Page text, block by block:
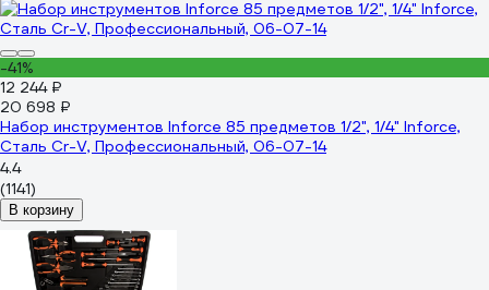
-41%
12 244 ₽
20 698 ₽
Набор инструментов Inforce 85 предметов 1/2", 1/4" Inforce,
Сталь Cr-V, Профессиональный, 06-07-14
4.4
(1141)
В корзину